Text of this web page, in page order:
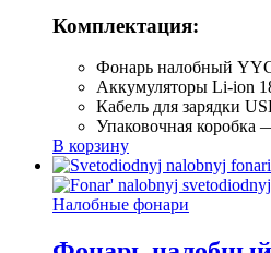
Комплектация:
Фонарь налобный
Аккумуляторы Li-ion
Кабель для зарядки
Упаковочная коробка
В корзину
Налобные фонари